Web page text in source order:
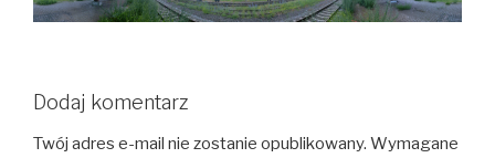
Dodaj komentarz
Twój adres e-mail nie zostanie opublikowany. Wymagane